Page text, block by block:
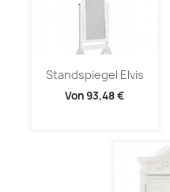
Standspiegel Elvis
Von93,48 €